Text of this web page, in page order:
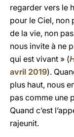
regarder vers le
pour le Ciel, non
de la vie, non
nous invite à ne
qui est vivant » (
avril 2019).
plus haut, nous
pas comme une
Quand c’est
rajeunit.